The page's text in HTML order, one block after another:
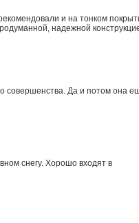
и на тонком
надежной
совершенства. Да и потом она
снегу. Хорошо входят в